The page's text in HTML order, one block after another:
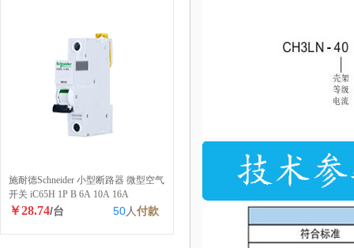
施耐德Schneider 小型断路器 微型空气
开关 iC65H 1P B 6A 10A 16A
￥28.74/台 50人付款